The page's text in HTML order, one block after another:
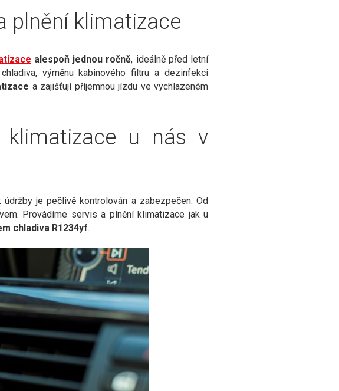
plnění klimatizace
alespoň jednou ročně, ideálně před letní
výměnu kabinového filtru a dezinfekci
a zajišťují příjemnou jízdu ve vychlazeném
klimatizace u nás v
je pečlivě kontrolován a zabezpečen. Od
Provádíme servis a plnění klimatizace jak u
chladiva R1234yf.